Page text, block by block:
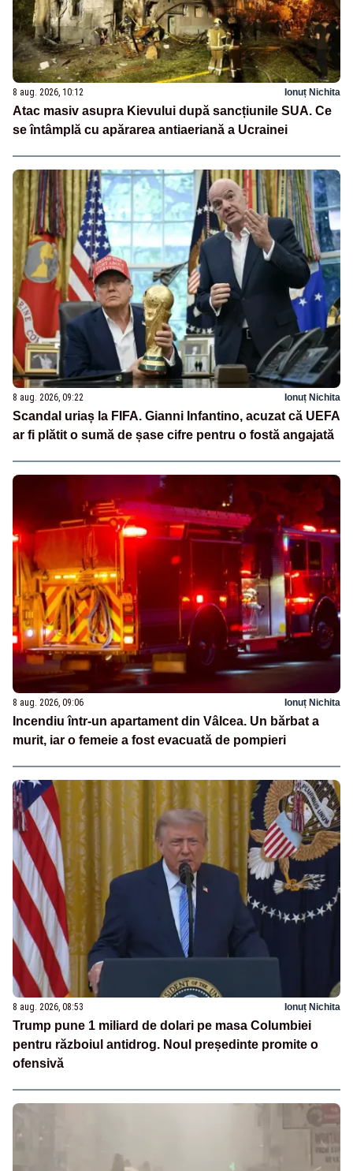
8 aug. 2026, 10:12 Ionuț Nichita
Atac masiv asupra Kievului după sancțiunile SUA. Ce
se întâmplă cu apărarea antiaeriană a Ucrainei
8 aug. 2026, 09:22 Ionuț Nichita
Scandal uriaș la FIFA. Gianni Infantino, acuzat că UEFA
ar fi plătit o sumă de șase cifre pentru o fostă angajată
8 aug. 2026, 09:06 Ionuț Nichita
Incendiu într-un apartament din Vâlcea. Un bărbat a
murit, iar o femeie a fost evacuată de pompieri
8 aug. 2026, 08:53 Ionuț Nichita
Trump pune 1 miliard de dolari pe masa Columbiei
pentru războiul antidrog. Noul președinte promite o
ofensivă